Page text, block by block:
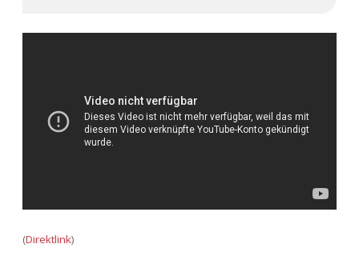
Adventskalender 2020
Adventskalender 2021
Adventskalender 2023
(Direktlink)